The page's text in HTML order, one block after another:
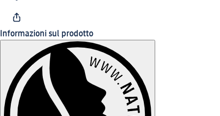
Informazioni sul prodotto